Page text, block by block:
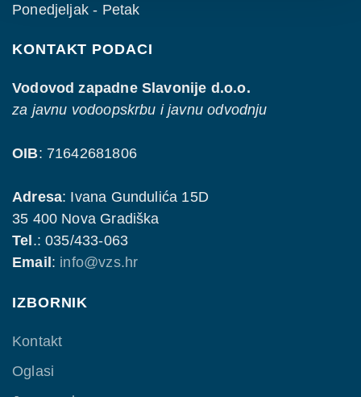
Ponedjeljak - Petak
KONTAKT PODACI
Vodovod zapadne Slavonije d.o.o.
za javnu vodoopskrbu i javnu odvodnju
OIB: 71642681806
Adresa: Ivana Gundulića 15D
35 400 Nova Gradiška
Tel .: 035/433-063
Email : info@vzs.hr
IZBORNIK
Kontakt
Oglasi